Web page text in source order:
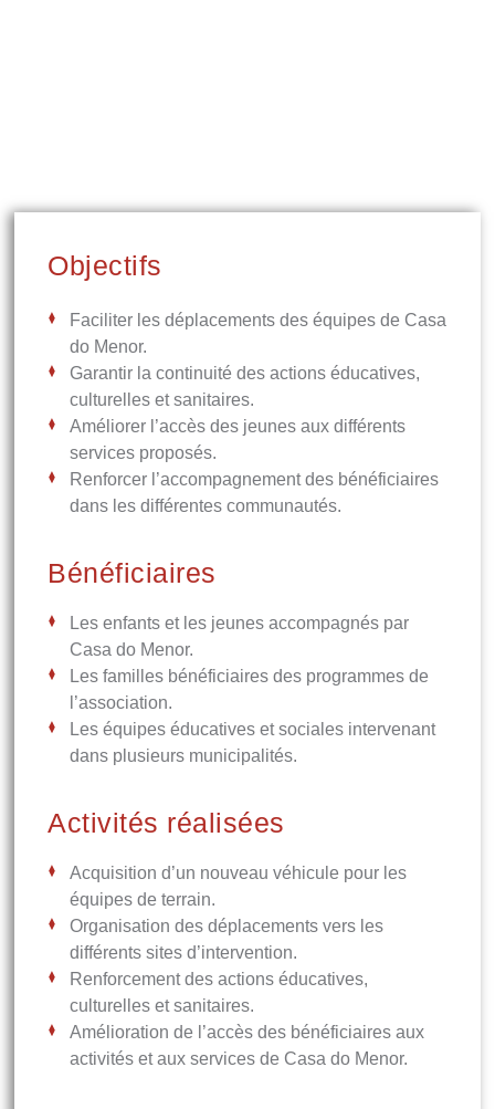
Objectifs
Faciliter les déplacements des équipes de Casa
do Menor.
Garantir la continuité des actions éducatives,
culturelles et sanitaires.
Améliorer l’accès des jeunes aux différents
services proposés.
Renforcer l’accompagnement des bénéficiaires
dans les différentes communautés.
Bénéficiaires
Les enfants et les jeunes accompagnés par
Casa do Menor.
Les familles bénéficiaires des programmes de
l’association.
Les équipes éducatives et sociales intervenant
dans plusieurs municipalités.
Activités réalisées
Acquisition d’un nouveau véhicule pour les
équipes de terrain.
Organisation des déplacements vers les
différents sites d’intervention.
Renforcement des actions éducatives,
culturelles et sanitaires.
Amélioration de l’accès des bénéficiaires aux
activités et aux services de Casa do Menor.